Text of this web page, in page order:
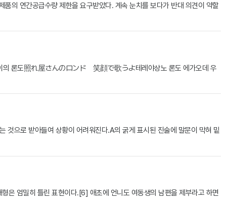
의 연간공급수량 제한을 요구받았다. 계속 눈치를 보다가 반대 의견이 약할
의 론도照れ屋さんのロンド 笑顔で歌うよ테레야상노 론도 에가오데 우
으로 받아들여 상황이 어려워진다.A의 굵게 표시된 진술에 말문이 막혀 밑
은 엄밀히 틀린 표현이다.[6] 애초에 언니도 여동생의 남편을 제부라고 하면